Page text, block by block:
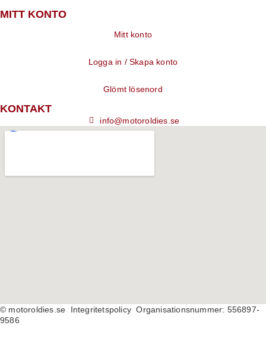
MITT KONTO
Mitt konto
Logga in / Skapa konto
Glömt lösenord
KONTAKT
info@motoroldies.se
© motoroldies.se
Integritetspolicy Organisationsnummer: 556897-
9586